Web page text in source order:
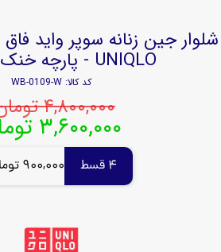
شلوار جین زنانه سوپر واید فاق
UNIQLO - پارچه خنک و سبک
کد کالا: WB-0109-W
۴,۸۰۰,۰۰۰ تومان
۳,۶۰۰,۰۰۰ تومان
4 قسط 900,000 تومانی